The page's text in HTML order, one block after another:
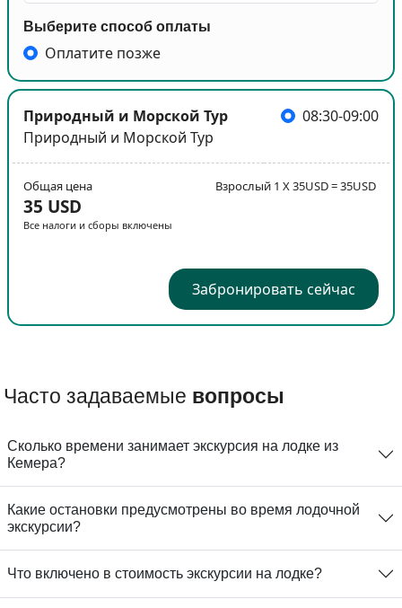
Выберите способ оплаты
Оплатите позже
Природный и Морской Тур
Природный и Морской Тур
08:30-09:00
Общая цена
35 USD
Все налоги и сборы включены
Взрослый 1 X 35USD = 35USD
Забронировать сейчас
Часто задаваемые вопросы
Сколько времени занимает экскурсия на лодке из
Кемера?
Какие остановки предусмотрены во время лодочной
экскурсии?
Что включено в стоимость экскурсии на лодке?